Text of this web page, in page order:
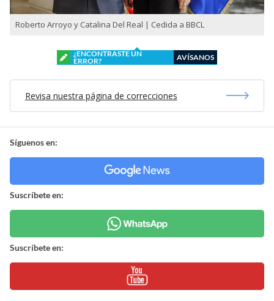
Roberto Arroyo y Catalina Del Real | Cedida a BBCL
¿ENCONTRASTE UN
ERROR?
AVÍSANOS
Revisa nuestra página de correcciones
Síguenos en:
Suscríbete en:
Suscríbete en: